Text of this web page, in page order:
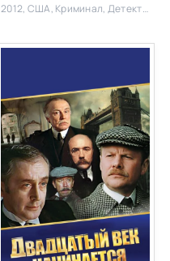
2012, США, Криминал, Детектив,